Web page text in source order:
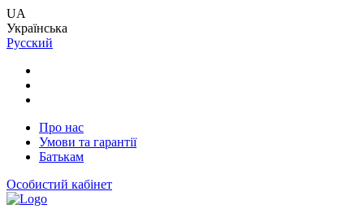
UA
Українська
Русский
Про нас
Умови та гарантії
Батькам
Особистий кабінет